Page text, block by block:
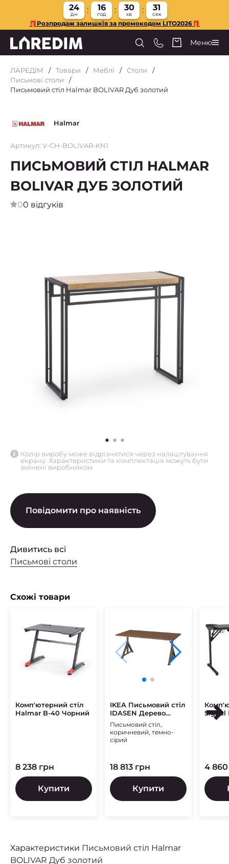
24
дн
16
год
30
хв
30
сек
🎁Розпродаж залишків за промокодом LITO2026🎁
Меню
ЛАРЕДІМ Товари Меблі
Столи
Письмові столи
Письмовий стіл Halmar BOLIVAR Дуб золотий
Halmar
Артикул: V-CH-BOLIVAR-KN1
ПИСЬМОВИЙ СТІЛ HALMAR
BOLIVAR ДУБ ЗОЛОТИЙ
00 відгуків
Колір виробу може відрізнятися через налаштування
екрану. Характеристики та комплектація можуть бути
змінені виробником
Повідомити про наявність
Дивитись всі
Письмові столи
Схожі товари
Комп'ютерний стіл
Halmar B-40 Чорний
8 238 грн
Купити
IKEA Письмовий стіл
IDASEN Дерево
(ИКЕА IDÅSEN)
Письмовий стіл,
коричневий, темно-
сірий
18 813 грн
Купити
Signal
4
Характеристики Письмовий стіл Halmar
BOLIVAR Дуб золотий